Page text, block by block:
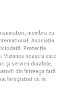
membru cu
Asociația
Protecția
Viziunea noastră este
și servicii durabile.
din întreaga țară.
înregistrat cu nr.